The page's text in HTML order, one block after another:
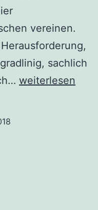
vereinen.
sachlich
Spieglein,
weiterlesen